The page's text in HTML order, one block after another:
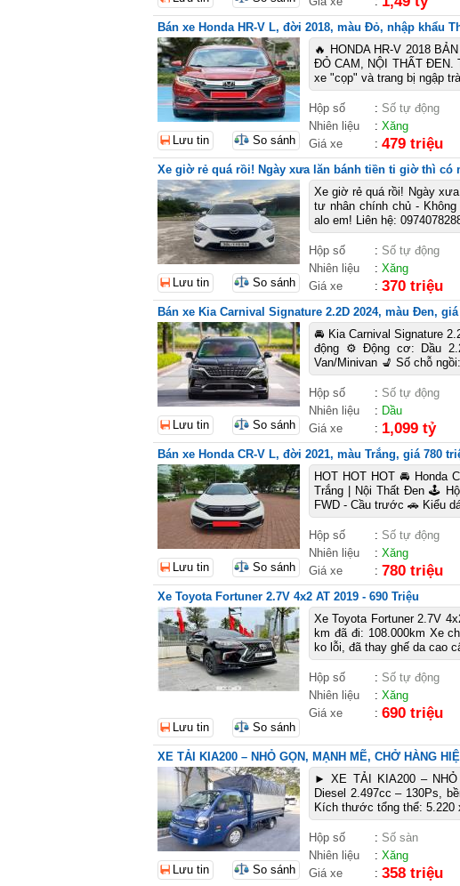
Bán xe Honda HR-V L, đời 2018, màu Đỏ, nhập khẩu
🔥 HONDA HR-V 2018
ĐỎ CAM, NỘI THẤT ĐEN.
xe "cọp" và trang bị ngập
Hộp số : Số tự động
Nhiên liệu
: Xăng
Giá xe
: 479 triệu
Lưu tin So sánh
Xe giờ rẻ quá rồi! Ngày xưa lăn bánh tiền ti giờ thì có
Xe giờ rẻ quá rồi! Ngày
tư nhân chính chủ -
alo em! Liên hệ:
Hộp số : Số tự động
Nhiên liệu
: Xăng
Giá xe
: 370 triệu
Lưu tin So sánh
Bán xe Kia Carnival Signature 2.2D 2024, màu Đen,
🚘 Kia Carnival Signature
động ⚙️ Động cơ: Dầu
Van/Minivan 💺 Số chỗ
Hộp số : Số tự động
Nhiên liệu
: Dầu
Giá xe
: 1,099 tỷ
Lưu tin So sánh
Bán xe Honda CR-V L, đời 2021, màu Trắng, giá 780
HOT HOT HOT 🚘 Honda
Trắng | Nội Thất Đen 🕹️
FWD - Cầu trước 🚗 Kiểu
Hộp số : Số tự động
Nhiên liệu
: Xăng
Giá xe
: 780 triệu
Lưu tin So sánh
Xe Toyota Fortuner 2.7V 4x2 AT 2019 - 690 Triệu
Xe Toyota Fortuner 2.7V
km đã đi: 108.000km Xe
ko lỗi, đã thay ghế da cao
Hộp số : Số tự động
Nhiên liệu
: Xăng
Giá xe
: 690 triệu
Lưu tin So sánh
XE TẢI KIA200 – NHỎ GỌN, MẠNH MẼ, CHỞ HÀNG
► XE TẢI KIA200 –
Diesel 2.497cc – 130Ps,
Kích thước tổng thể: 5.220
Hộp số : Số sàn
Nhiên liệu
: Xăng
Giá xe
: 358 triệu
Lưu tin So sánh